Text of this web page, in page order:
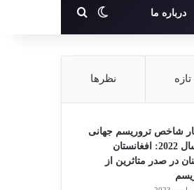
درباره ما تغییر پوسته
جستجو برای
تازه نظرها
شاخص تروریسم جهانی
در سال 2022: افغانستان
در صدر متاثرین از